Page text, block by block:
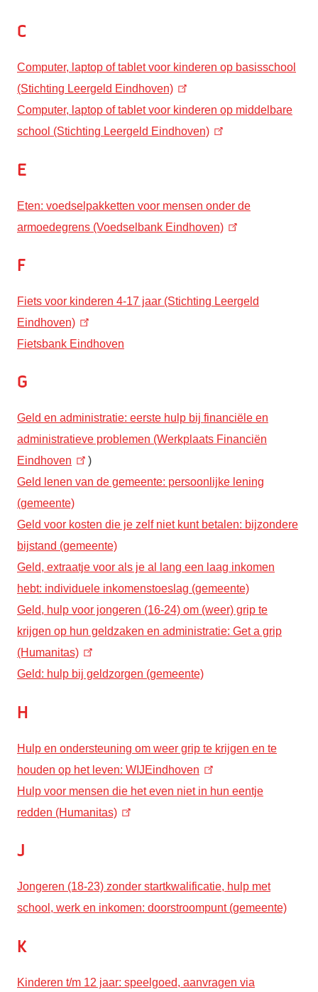
C
Computer, laptop of tablet voor kinderen op basisschool
(Stichting Leergeld Eindhoven)
Computer, laptop of tablet voor kinderen op middelbare
school (Stichting Leergeld Eindhoven)
E
Eten: voedselpakketten voor mensen onder de
armoedegrens (Voedselbank Eindhoven)
F
Fiets voor kinderen 4-17 jaar (Stichting Leergeld
Eindhoven)
Fietsbank Eindhoven
G
Geld en administratie: eerste hulp bij financiële en
administratieve problemen (Werkplaats Financiën
Eindhoven
)
Geld lenen van de gemeente: persoonlijke lening
(gemeente)
Geld voor kosten die je zelf niet kunt betalen: bijzondere
bijstand (gemeente)
Geld, extraatje voor als je al lang een laag inkomen
hebt: individuele inkomenstoeslag (gemeente)
Geld, hulp voor jongeren (16-24) om (weer) grip te
krijgen op hun geldzaken en administratie: Get a grip
(Humanitas)
Geld: hulp bij geldzorgen (gemeente)
H
Hulp en ondersteuning om weer grip te krijgen en te
houden op het leven: WIJEindhoven
Hulp voor mensen die het even niet in hun eentje
redden (Humanitas)
J
Jongeren (18-23) zonder startkwalificatie, hulp met
school, werk en inkomen: doorstroompunt (gemeente)
K
Kinderen t/m 12 jaar: speelgoed, aanvragen via